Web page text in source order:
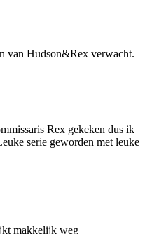
van Hudson&Rex verwacht.
Rex gekeken dus ik
serie geworden met leuke
makkelijk weg